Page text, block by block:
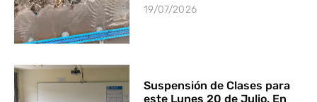
19/07/2026
Suspensión de Clases para
este Lunes 20 de Julio. En